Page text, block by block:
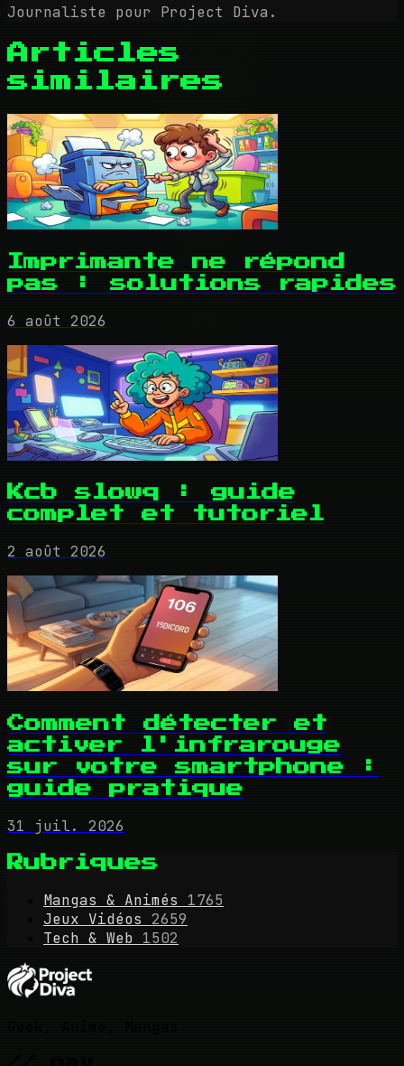
Journaliste pour Project Diva.
Articles
similaires
Imprimante ne répond
pas : solutions rapides
6 août 2026
Kcb slowq : guide
complet et tutoriel
2 août 2026
Comment détecter et
activer l'infrarouge
sur votre smartphone :
guide pratique
31 juil. 2026
Rubriques
Mangas & Animés
1765
Jeux Vidéos
2659
Tech & Web 1502